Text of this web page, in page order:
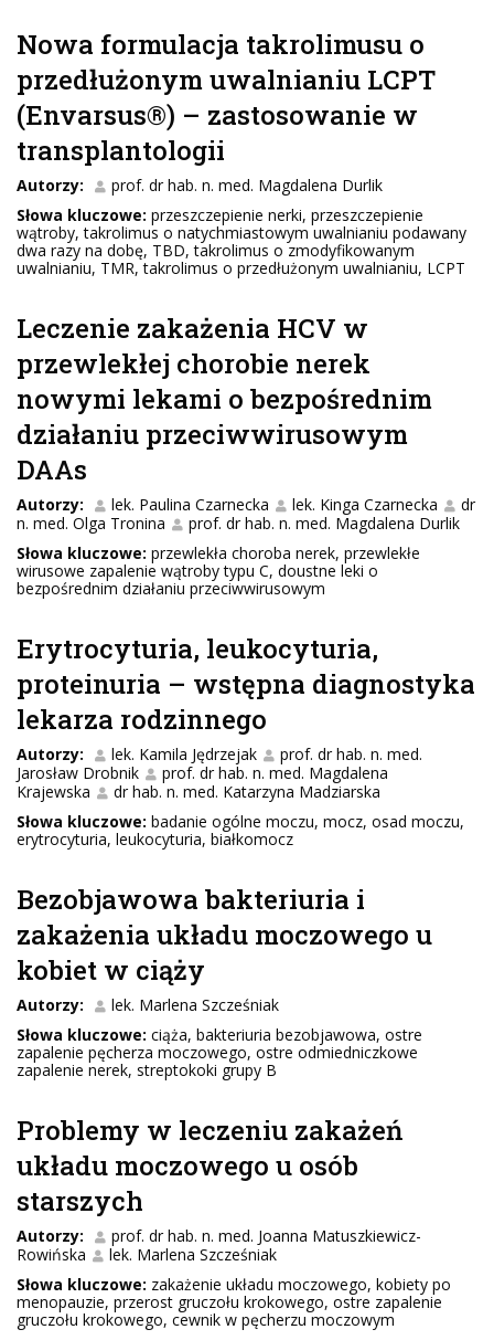
Nowa formulacja takrolimusu o
przedłużonym uwalnianiu LCPT
(Envarsus®) – zastosowanie w
transplantologii
Autorzy:
prof. dr hab. n. med. Magdalena Durlik
Słowa kluczowe: przeszczepienie nerki, przeszczepienie
wątroby, takrolimus o natychmiastowym uwalnianiu podawany
dwa razy na dobę, TBD, takrolimus o zmodyfikowanym
uwalnianiu, TMR, takrolimus o przedłużonym uwalnianiu, LCPT
Leczenie zakażenia HCV w
przewlekłej chorobie nerek
nowymi lekami o bezpośrednim
działaniu przeciwwirusowym
DAAs
Autorzy: lek. Paulina Czarnecka lek. Kinga Czarnecka
dr
n. med. Olga Tronina
prof. dr hab. n. med. Magdalena Durlik
Słowa kluczowe: przewlekła choroba nerek, przewlekłe
wirusowe zapalenie wątroby typu C, doustne leki o
bezpośrednim działaniu przeciwwirusowym
Erytrocyturia, leukocyturia,
proteinuria – wstępna diagnostyka
lekarza rodzinnego
Autorzy: lek. Kamila Jędrzejak
prof. dr hab. n. med.
Jarosław Drobnik
prof. dr hab. n. med. Magdalena
Krajewska
dr hab. n. med. Katarzyna Madziarska
Słowa kluczowe: badanie ogólne moczu, mocz, osad moczu,
erytrocyturia, leukocyturia, białkomocz
Bezobjawowa bakteriuria i
zakażenia układu moczowego u
kobiet w ciąży
Autorzy:
lek. Marlena Szcześniak
Słowa kluczowe: ciąża, bakteriuria bezobjawowa, ostre
zapalenie pęcherza moczowego, ostre odmiedniczkowe
zapalenie nerek, streptokoki grupy B
Problemy w leczeniu zakażeń
układu moczowego u osób
starszych
Autorzy:
prof. dr hab. n. med. Joanna Matuszkiewicz-
Rowińska
lek. Marlena Szcześniak
Słowa kluczowe: zakażenie układu moczowego, kobiety po
menopauzie, przerost gruczołu krokowego, ostre zapalenie
gruczołu krokowego, cewnik w pęcherzu moczowym